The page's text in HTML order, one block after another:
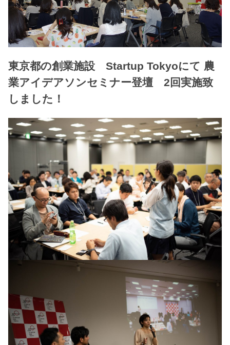
東京都の創業施設 Startup Tokyoにて 農
業アイデアソンセミナー登壇 2回実施致
しました！